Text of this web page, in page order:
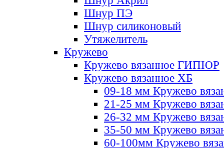
Шнур ПЭ
Шнур силиконовый
Утяжелитель
Кружево
Кружево вязанное ГИПЮР
Кружево вязанное ХБ
09-18 мм Кружево
21-25 мм Кружево
26-32 мм Кружево
35-50 мм Кружево
60-100мм Кружево